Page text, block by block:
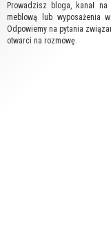
Prowadzisz bloga, kanał
meblową lub wyposażenia
Odpowiemy na pytania
otwarci na rozmowę.